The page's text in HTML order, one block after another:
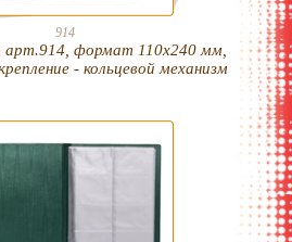
914
арт.914, формат 110х240 мм,
- кольцевой механизм